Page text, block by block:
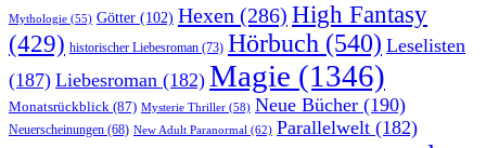
Mythologie (55) Götter (102) Hexen (286) High Fantasy
(429) historischer Liebesroman (73) Hörbuch (540) Leselisten
(187) Liebesroman (182) Magie (1346)
Monatsrückblick (87) Mysterie Thriller (58) Neue Bücher (190)
Neuerscheinungen (68) New Adult Paranormal (62) Parallelwelt (182)